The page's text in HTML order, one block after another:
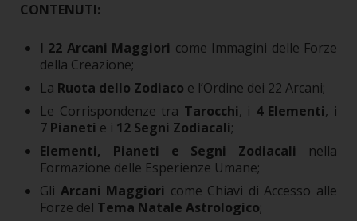
CONTENUTI:
I 22 Arcani Maggiori come Immagini delle Forze
della Creazione;
La Ruota dello Zodiaco e l’Ordine dei 22 Arcani;
Le Corrispondenze tra Tarocchi, i 4 Elementi, i
7 Pianeti e i 12 Segni Zodiacali;
Elementi, Pianeti e Segni Zodiacali
nella
Formazione delle Esperienze Umane;
Gli Arcani Maggiori come Chiavi di Accesso alle
Forze del Tema Natale Astrologico;